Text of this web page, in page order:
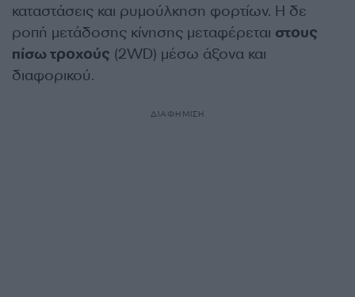
καταστάσεις και ρυμούλκηση φορτίων. Η δε
ροπή μετάδοσης κίνησης μεταφέρεται στους
πίσω τροχούς (2WD) μέσω άξονα και
διαφορικού.
ΔΙΑΦΗΜΙΣΗ